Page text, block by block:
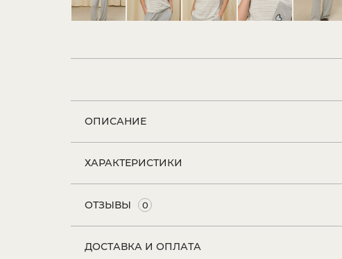
ОПИСАНИЕ
ХАРАКТЕРИСТИКИ
ОТЗЫВЫ 0
ДОСТАВКА И ОПЛАТА